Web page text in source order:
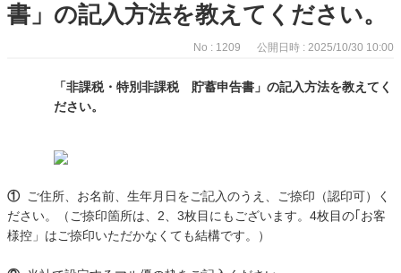
書」の記入方法を教えてください。
No : 1209 公開日時 : 2025/10/30 10:00
「非課税・特別非課税 貯蓄申告書」の記入方法を教えてく
ださい。
①ご住所、お名前、生年月日をご記入のうえ、ご捺印（認印可）く
ださい。（ご捺印箇所は、2、3枚目にもございます。4枚目の｢お客
様控」はご捺印いただかなくても結構です。）